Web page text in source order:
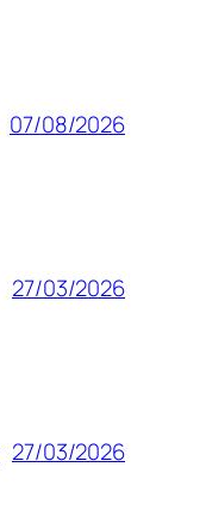
07/08/2026
27/03/2026
27/03/2026